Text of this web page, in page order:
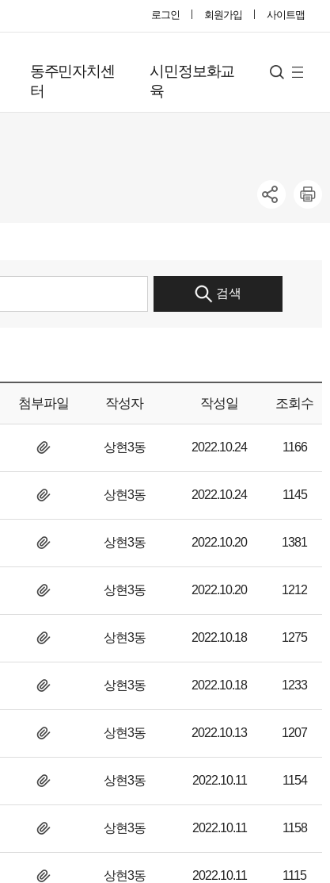
로그인 회원가입 사이트맵
동주민자치센
터
시민정보화교
육
검
사
트
검색
첨부파일 작성자 작성일 조회수
상현3동 2022.10.24 1166
상현3동 2022.10.24 1145
상현3동 2022.10.20 1381
상현3동 2022.10.20 1212
상현3동 2022.10.18 1275
상현3동 2022.10.18 1233
상현3동 2022.10.13 1207
상현3동 2022.10.11 1154
상현3동 2022.10.11 1158
상현3동 2022.10.11 1115